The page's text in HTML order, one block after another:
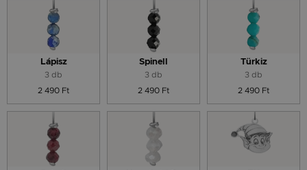
Lápisz
3 db
2 490 Ft
Spinell
3 db
2 490 Ft
Türkiz
3 db
2 490 Ft